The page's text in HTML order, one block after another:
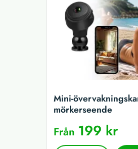
Mini-
mörkerseende
Från 199 kr